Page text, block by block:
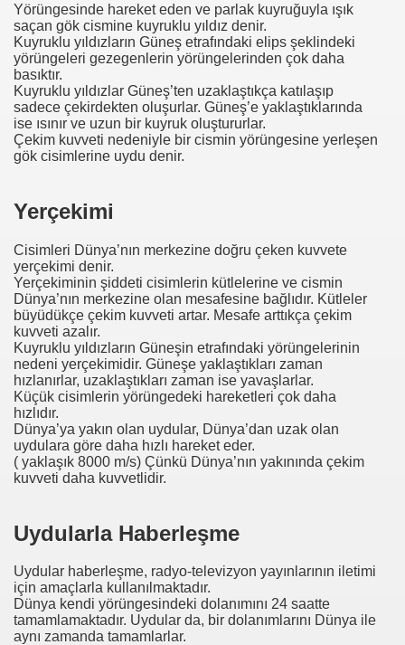
Yörüngesinde hareket eden ve parlak kuyruğuyla ışık
saçan gök cismine kuyruklu yıldız denir.
Kuyruklu yıldızların Güneş etrafındaki elips şeklindeki
yörüngeleri gezegenlerin yörüngelerinden çok daha
basıktır.
Kuyruklu yıldızlar Güneş’ten uzaklaştıkça katılaşıp
sadece çekirdekten oluşurlar. Güneş’e yaklaştıklarında
ise ısınır ve uzun bir kuyruk oluştururlar.
Çekim kuvveti nedeniyle bir cismin yörüngesine yerleşen
gök cisimlerine uydu denir.
Yerçekimi
Cisimleri Dünya’nın merkezine doğru çeken kuvvete
yerçekimi denir.
Yerçekiminin şiddeti cisimlerin kütlelerine ve cismin
Dünya’nın merkezine olan mesafesine bağlıdır. Kütleler
büyüdükçe çekim kuvveti artar. Mesafe arttıkça çekim
kuvveti azalır.
Kuyruklu yıldızların Güneşin etrafındaki yörüngelerinin
nedeni yerçekimidir. Güneşe yaklaştıkları zaman
hızlanırlar, uzaklaştıkları zaman ise yavaşlarlar.
Küçük cisimlerin yörüngedeki hareketleri çok daha
hızlıdır.
Dünya’ya yakın olan uydular, Dünya’dan uzak olan
uydulara göre daha hızlı hareket eder.
( yaklaşık 8000 m/s) Çünkü Dünya’nın yakınında çekim
kuvveti daha kuvvetlidir.
Uydularla Haberleşme
Uydular haberleşme, radyo-televizyon yayınlarının iletimi
için amaçlarla kullanılmaktadır.
Dünya kendi yörüngesindeki dolanımını 24 saatte
tamamlamaktadır. Uydular da, bir dolanımlarını Dünya ile
aynı zamanda tamamlarlar.